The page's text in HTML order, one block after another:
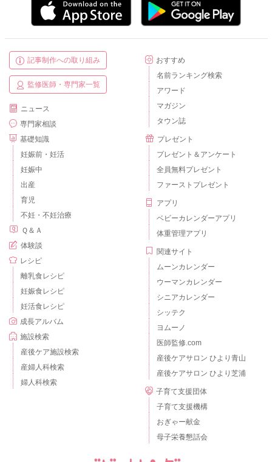
記事制作への取り組み
監修医師・専門家一覧
ニュース
専門家相談
基礎知識
妊娠前・妊活
妊娠中
出産
育児
不妊・不妊治療
Ｑ＆Ａ
体験談
レシピ
離乳食レシピ
妊娠食レシピ
妊活食レシピ
成長アルバム
施設検索
産後ケア施設検索
産婦人科検索
婦人科検索
おすすめ
名前ランキング検索
アワード
マガジン
タウン誌
プレゼント
プレゼント＆アンケート
全員無料プレゼント
ファーストプレゼント
アプリ
ベビーカレンダーアプリ
体重管理アプリ
関連サイト
ムーンカレンダー
ウーマンカレンダー
シニアカレンダー
シッテク
ヨムーノ
医師監修.com
産後ケアサロン ひより青山
産後ケアサロン ひより芝浦
子育て支援団体
子育て支援機構
おぎゃー献金
母子栄養懇話会